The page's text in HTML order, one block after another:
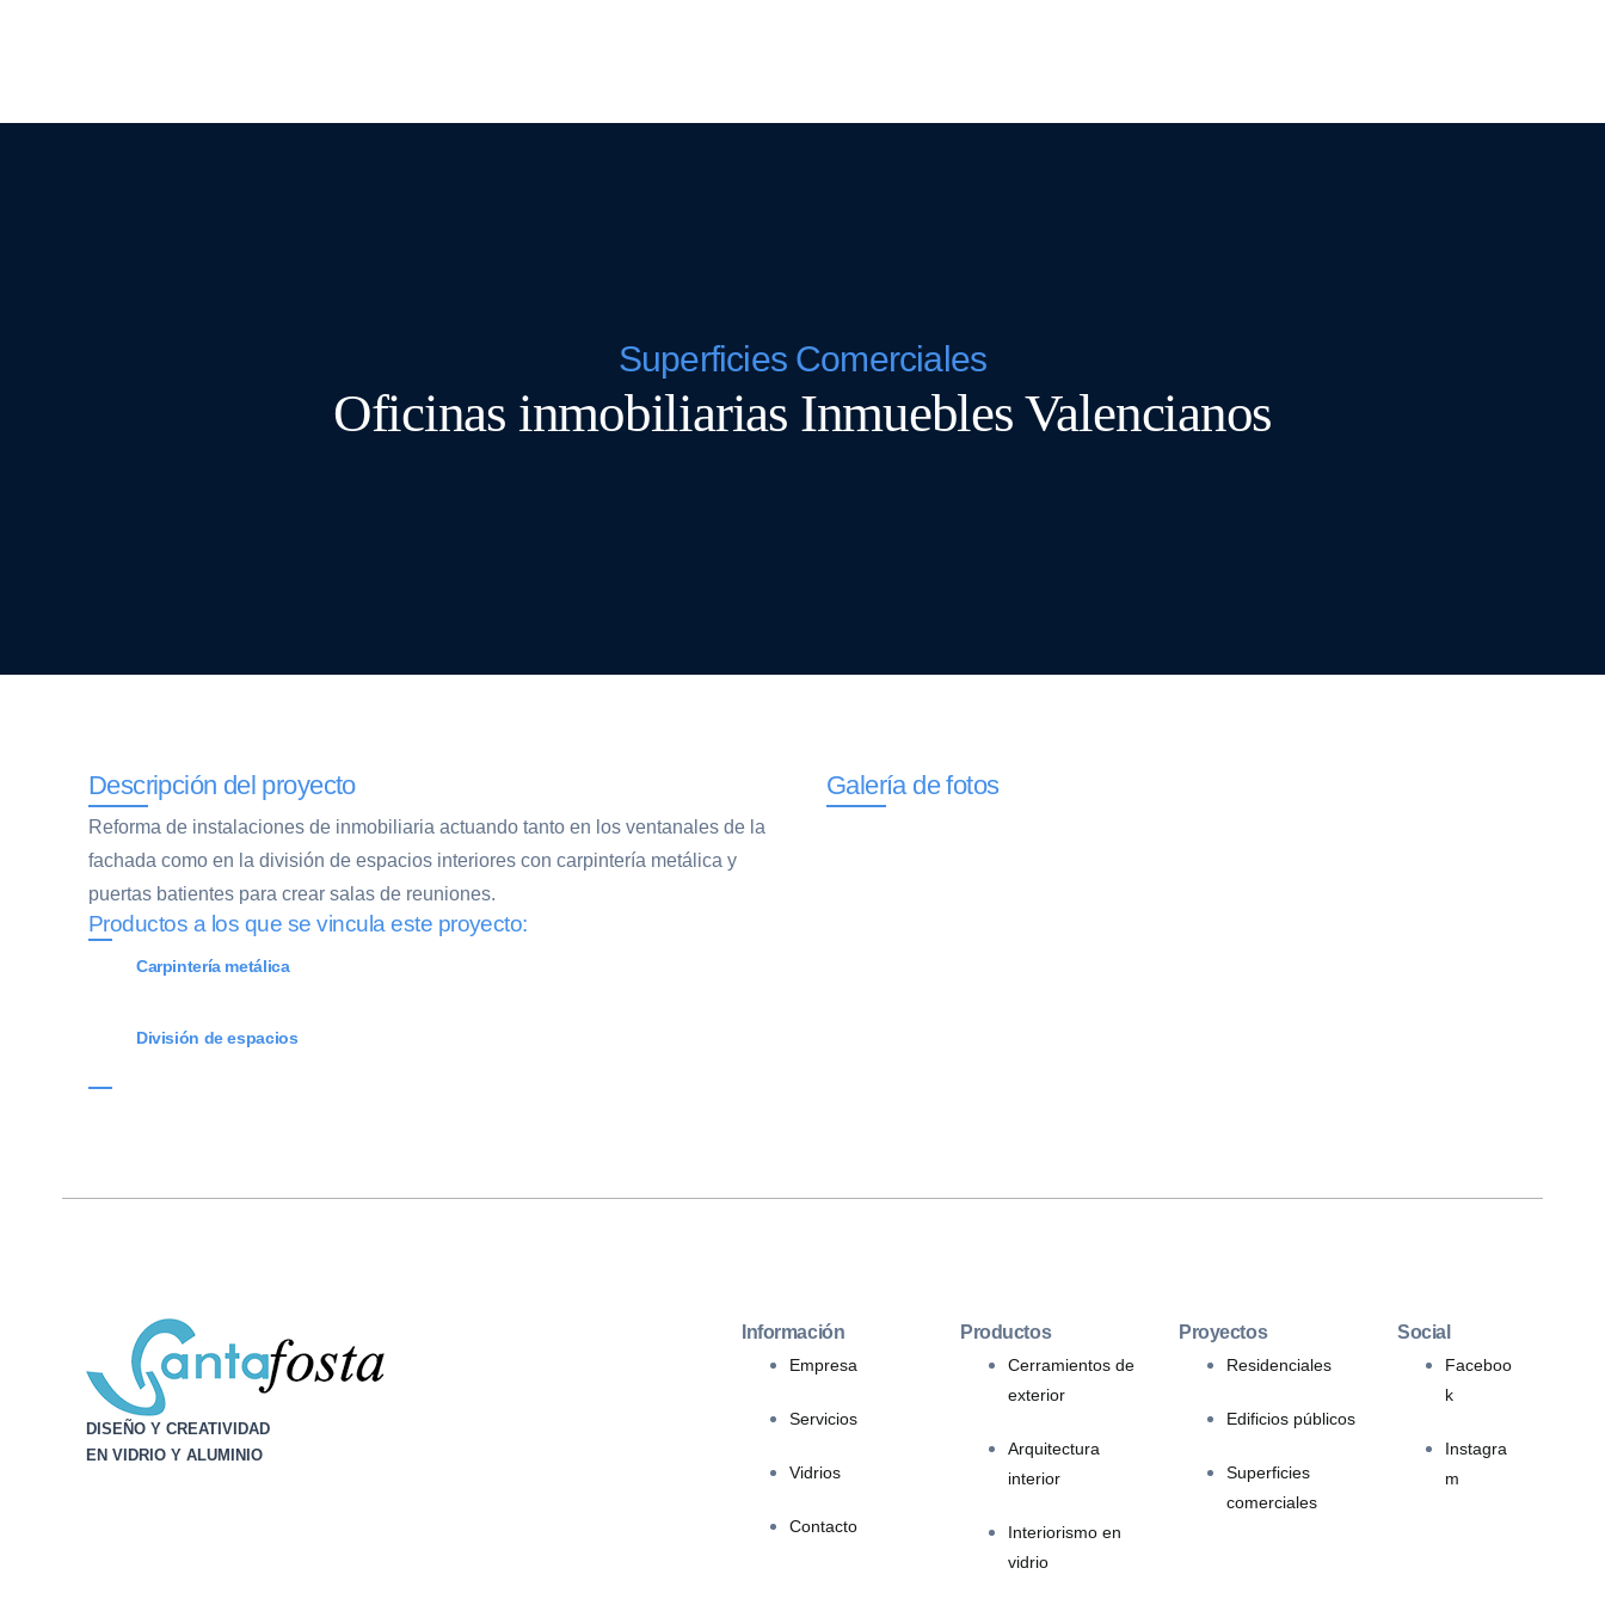
Superficies Comerciales
Oficinas inmobiliarias Inmuebles Valencianos
Descripción del proyecto
Reforma de instalaciones de inmobiliaria actuando tanto en los ventanales de la
fachada como en la división de espacios interiores con carpintería metálica y
puertas batientes para crear salas de reuniones.
Productos a los que se vincula este proyecto:
Carpintería metálica
División de espacios
Galería de fotos
DISEÑO Y CREATIVIDAD
EN VIDRIO Y ALUMINIO
Información
Empresa
Servicios
Vidrios
Contacto
Productos
Cerramientos de
exterior
Arquitectura
interior
Interiorismo en
vidrio
Proyectos
Residenciales
Edificios públicos
Superficies
comerciales
Social
Faceboo
k
Instagra
m